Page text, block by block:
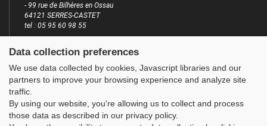
- 99 rue de Bilhères en Ossau
64121 SERRES-CASTET
tel : 05 95 60 98 55
http://www.cd.ufolep.org/pyreneesatlantiques
INFORMATIONS
Plan du site
FAQ
Mentions légales
LES SITES DE L'UFOLEP
Communication Asso
Inscriptions évènements
Data collection preferences
We use data collected by cookies, Javascript libraries and our
partners to improve your browsing experience and analyze site
traffic.
By using our website, you're allowing us to collect and process
those data as described in our privacy policy.